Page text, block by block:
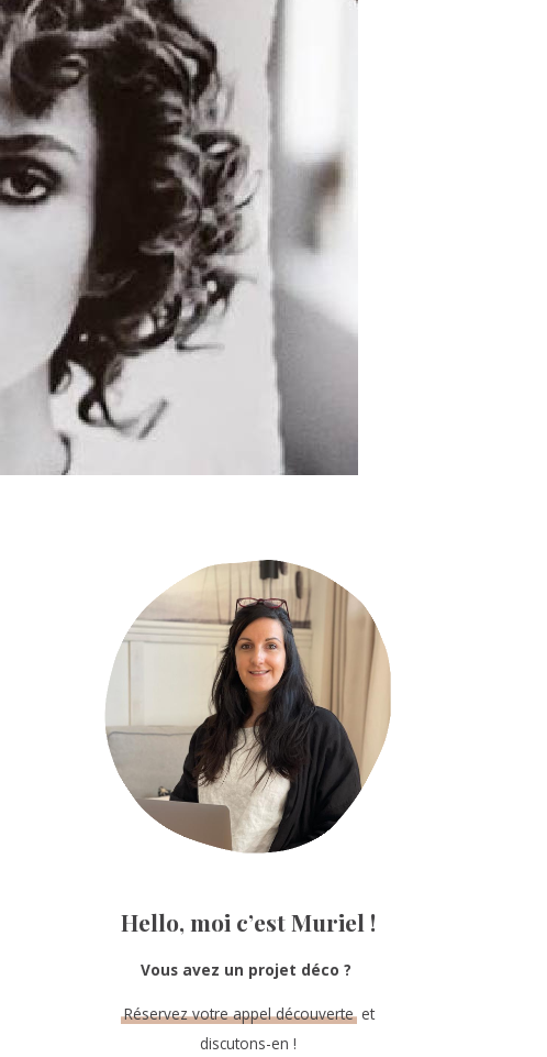
Primary
Sidebar
Hello, moi c’est Muriel !
Vous avez un projet déco ?
Réservez votre appel découverte et
discutons-en !